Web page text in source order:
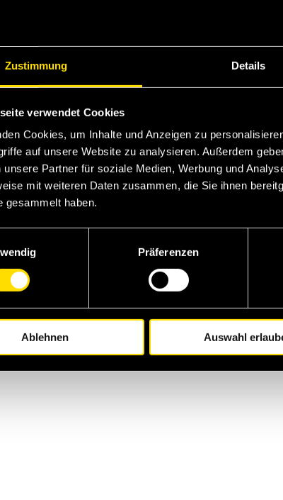
Zustimmung Details
verwendet Cookies
Cookies, um Inhalte und Anzeigen zu
auf unsere Website zu analysieren. Außerdem
unsere Partner für soziale Medien, Werbung und
mit weiteren Daten zusammen, die Sie ihnen
gesammelt haben.
Präferenzen
Ablehnen Auswahl
0060020020010
0060020020040